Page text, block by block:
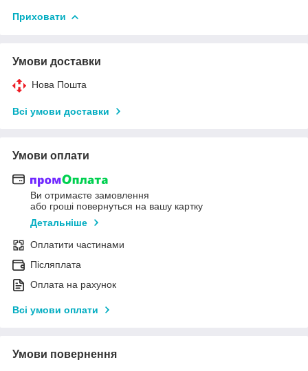
Приховати
Умови доставки
Нова Пошта
Всі умови доставки
Умови оплати
Ви отримаєте замовлення
або гроші повернуться на вашу картку
Детальніше
Оплатити частинами
Післяплата
Оплата на рахунок
Всі умови оплати
Умови повернення